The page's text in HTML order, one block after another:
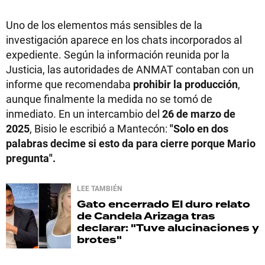
Uno de los elementos más sensibles de la
investigación aparece en los chats incorporados al
expediente. Según la información reunida por la
Justicia, las autoridades de ANMAT contaban con un
informe que recomendaba prohibir la producción,
aunque finalmente la medida no se tomó de
inmediato. En un intercambio del 26 de marzo de
2025, Bisio le escribió a Mantecón: "Solo en dos
palabras decime si esto da para cierre porque Mario
pregunta".
LEE TAMBIÉN
Gato encerrado El duro relato
de Candela Arizaga tras
declarar: "Tuve alucinaciones y
brotes"